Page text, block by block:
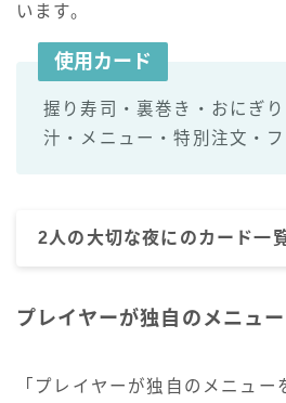
います。
使用カード
握り寿司・裏巻き・おにぎ
汁・メニュー・特別注文・
2人の大切な夜にのカード一
プレイヤーが独自のメニュ
「プレイヤーが独自のメニュ